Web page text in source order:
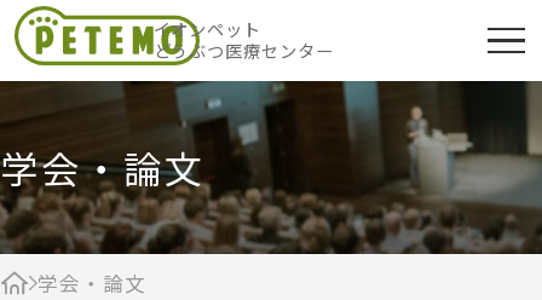
イオンペット
どうぶつ医療センター
学会・論文
学会・論文